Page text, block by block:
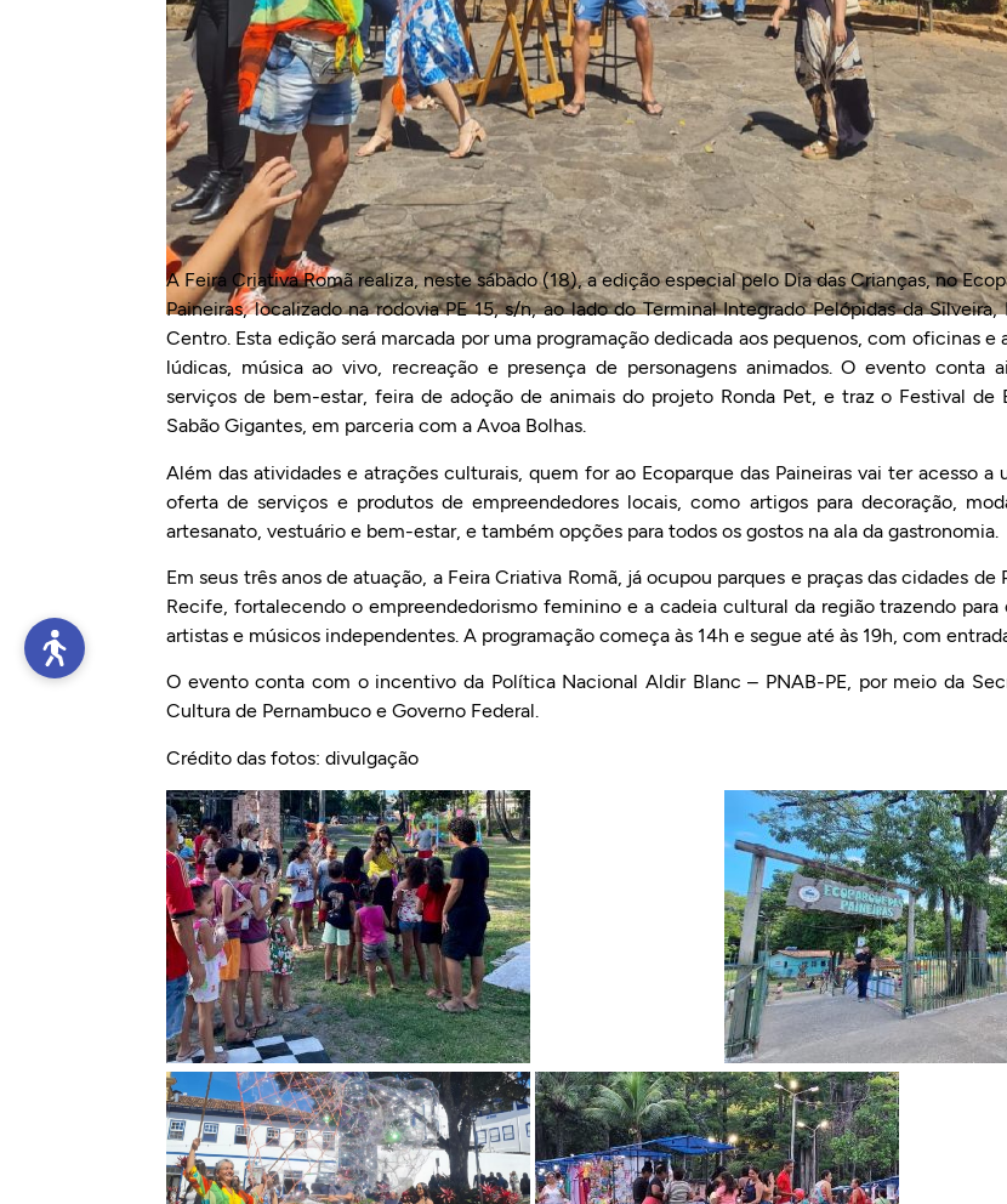
A Feira Criativa Romã realiza, neste sábado (18), a edição especial pelo Dia das Crianças, no
Paineiras, localizado na rodovia PE 15, s/n, ao lado do Terminal Integrado Pelópidas da Silveira,
Centro. Esta edição será marcada por uma programação dedicada aos pequenos, com oficinas e
lúdicas, música ao vivo, recreação e presença de personagens animados. O evento conta
serviços de bem-estar, feira de adoção de animais do projeto Ronda Pet, e traz o Festival de
Sabão Gigantes, em parceria com a Avoa Bolhas.
Além das atividades e atrações culturais, quem for ao Ecoparque das Paineiras vai ter acesso a
oferta de serviços e produtos de empreendedores locais, como artigos para decoração,
artesanato, vestuário e bem-estar, e também opções para todos os gostos na ala da gastronomia.
Em seus três anos de atuação, a Feira Criativa Romã, já ocupou parques e praças das cidades de
Recife, fortalecendo o empreendedorismo feminino e a cadeia cultural da região trazendo
artistas e músicos independentes. A programação começa às 14h e segue até às 19h, com
O evento conta com o incentivo da Política Nacional Aldir Blanc – PNAB-PE, por meio da
Cultura de Pernambuco e Governo Federal.
Crédito das fotos: divulgação